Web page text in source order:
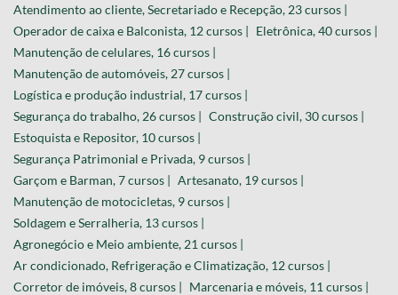
Atendimento ao cliente, Secretariado e Recepção, 23 cursos |
Operador de caixa e Balconista, 12 cursos | Eletrônica, 40 cursos |
Manutenção de celulares, 16 cursos |
Manutenção de automóveis, 27 cursos |
Logística e produção industrial, 17 cursos |
Segurança do trabalho, 26 cursos | Construção civil, 30 cursos |
Estoquista e Repositor, 10 cursos |
Segurança Patrimonial e Privada, 9 cursos |
Garçom e Barman, 7 cursos | Artesanato, 19 cursos |
Manutenção de motocicletas, 9 cursos |
Soldagem e Serralheria, 13 cursos |
Agronegócio e Meio ambiente, 21 cursos |
Ar condicionado, Refrigeração e Climatização, 12 cursos |
Corretor de imóveis, 8 cursos | Marcenaria e móveis, 11 cursos |